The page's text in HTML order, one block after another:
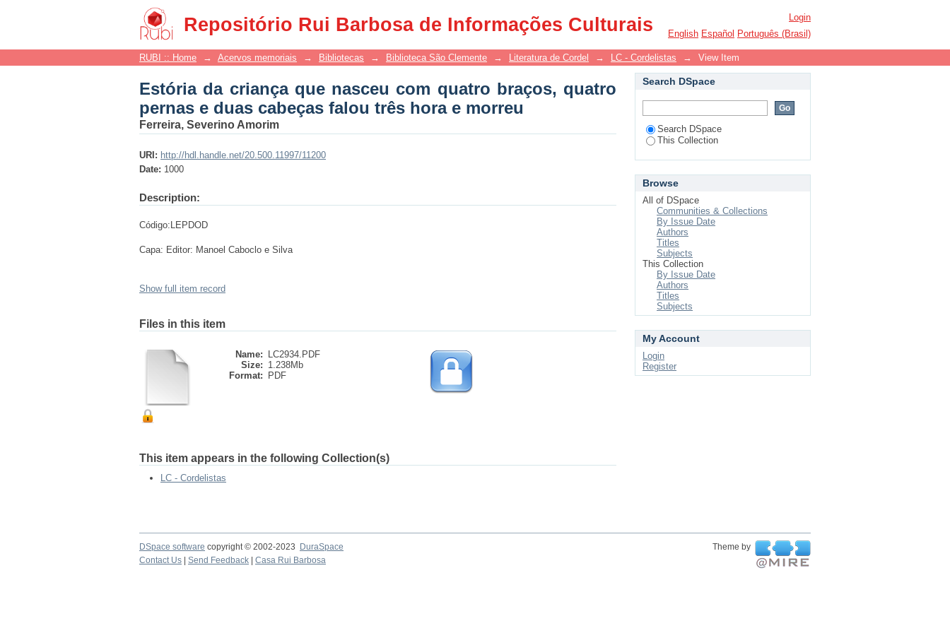
Repositório Rui Barbosa de Informações Culturais
Estória da criança que nasceu com quatro braços, quatro pernas e duas cabeças
falou três hora e morreu
Login
English Español Português (Brasil)
RUBI :: Home → Acervos memoriais → Bibliotecas → Biblioteca São Clemente → Literatura de Cordel → LC - Cordelistas → View Item
Estória da criança que nasceu com quatro braços, quatro
pernas e duas cabeças falou três hora e morreu
Ferreira, Severino Amorim
URI: http://hdl.handle.net/20.500.11997/11200
Date: 1000
Description:
Código:LEPDOD
Capa: Editor: Manoel Caboclo e Silva
Show full item record
Files in this item
Name:
LC2934.PDF
Size: 1.238Mb
Format:
PDF
This item appears in the following Collection(s)
LC - Cordelistas
Search DSpace
Search DSpace
This Collection
Browse
All of DSpace
Communities & Collections
By Issue Date
Authors
Titles
Subjects
This Collection
By Issue Date
Authors
Titles
Subjects
My Account
Login
Register
DSpace software copyright © 2002-2023 DuraSpace
Theme by
Contact Us
Send Feedback Casa Rui Barbosa